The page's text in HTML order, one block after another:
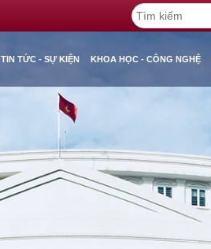
TIN TỨC - SỰ KIỆN KHOA HỌC - CÔNG NGHỆ